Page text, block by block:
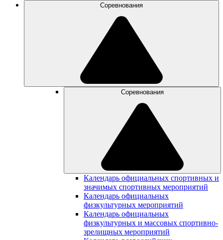
Соревнования
Соревнования
Календарь официальных спортивных и
значимых спортивных мероприятий
Календарь официальных
физкультурных мероприятий
Календарь официальных
физкультурных и массовых спортивно-
зрелищных мероприятий